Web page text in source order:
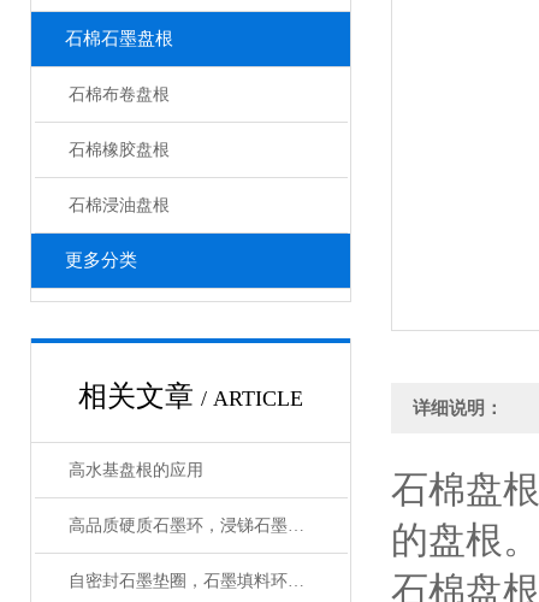
石棉石墨盘根
石棉布卷盘根
石棉橡胶盘根
石棉浸油盘根
更多分类
相关文章 / ARTICLE
高水基盘根的应用
高品质硬质石墨环，浸锑石墨轴套技术参数
自密封石墨垫圈，石墨填料环作用与用途
详细说明：
石棉盘
的盘根
石棉盘